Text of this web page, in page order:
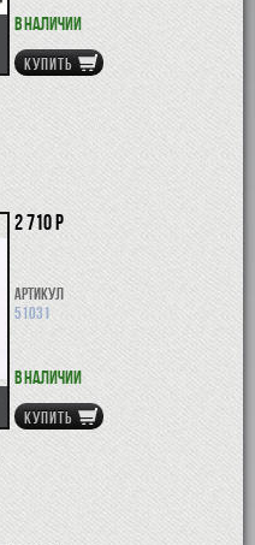
В наличии
КУПИТЬ
2 710 р
Артикул
51031
В наличии
КУПИТЬ